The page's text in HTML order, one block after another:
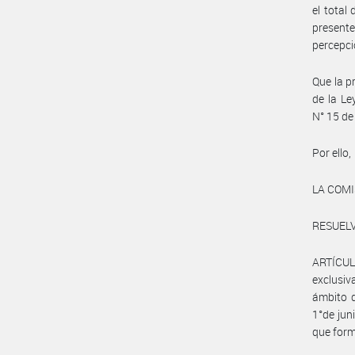
el total
Que la
de la
N° 15
Por ello,
LA
ámbito
1°de
que